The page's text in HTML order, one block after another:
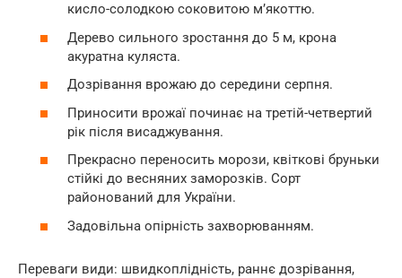
кисло-солодкою соковитою м’якоттю.
Дерево сильного зростання до 5 м, крона
акуратна куляста.
Дозрівання врожаю до середини серпня.
Приносити врожаї починає на третій-четвертий
рік після висаджування.
Прекрасно переносить морози, квіткові бруньки
стійкі до весняних заморозків. Сорт
районований для України.
Задовільна опірність захворюванням.
Переваги види: швидкоплідність, раннє дозрівання,